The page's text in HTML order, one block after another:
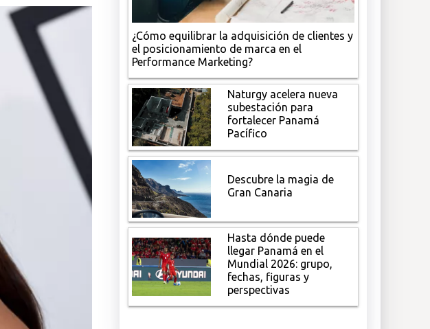
¿Cómo equilibrar la adquisición de clientes y
el posicionamiento de marca en el
Performance Marketing?
Naturgy acelera nueva
subestación para
fortalecer Panamá
Pacífico
Descubre la magia de
Gran Canaria
Hasta dónde puede
llegar Panamá en el
Mundial 2026: grupo,
fechas, figuras y
perspectivas